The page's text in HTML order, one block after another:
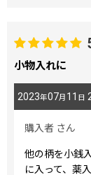
小物入れに
2023年07月 11 日
購入者 さん
他の柄を小銭
に入って、薬